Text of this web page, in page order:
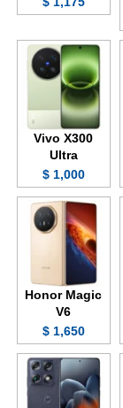
Vivo X300
Ultra
1,000 $
Honor Magic
V6
1,650 $